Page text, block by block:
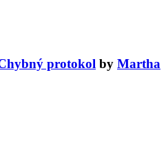
protokol by Martha